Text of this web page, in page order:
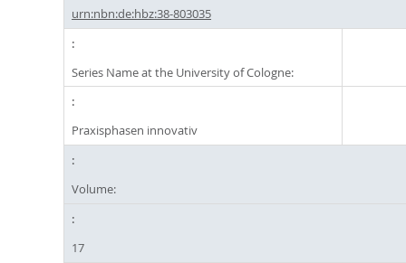
urn:nbn:de:hbz:38-803035
Series Name at the University of Cologne:
Praxisphasen innovativ
Volume:
17